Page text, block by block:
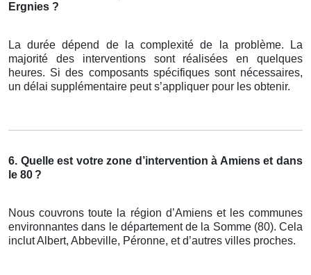
Ergnies ?
La durée dépend de la complexité de la problème. La
majorité des interventions sont réalisées en quelques
heures. Si des composants spécifiques sont nécessaires,
un délai supplémentaire peut s’appliquer pour les obtenir.
6. Quelle est votre zone d’intervention à Amiens et dans
le 80 ?
Nous couvrons toute la région d’Amiens et les communes
environnantes dans le département de la Somme (80). Cela
inclut Albert, Abbeville, Péronne, et d’autres villes proches.